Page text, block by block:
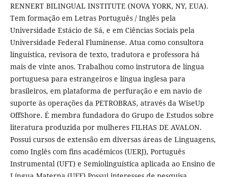
RENNERT BILINGUAL INSTITUTE (NOVA YORK, NY, EUA).
Tem formação em Letras Português / Inglês pela
Universidade Estácio de Sá, e em Ciências Sociais pela
Universidade Federal Fluminense. Atua como consultora
linguística, revisora de texto, tradutora e professora há
mais de vinte anos. Trabalhou como instrutora de língua
portuguesa para estrangeiros e língua inglesa para
brasileiros, em plataforma de perfuração e em navio de
suporte às operações da PETROBRAS, através da WiseUp
OffShore. É membra fundadora do Grupo de Estudos sobre
literatura produzida por mulheres FILHAS DE AVALON.
Possui cursos de extensão em diversas áreas de Linguagens,
como Inglês com fins acadêmicos (UERJ), Português
Instrumental (UFT) e Semiolinguística aplicada ao Ensino de